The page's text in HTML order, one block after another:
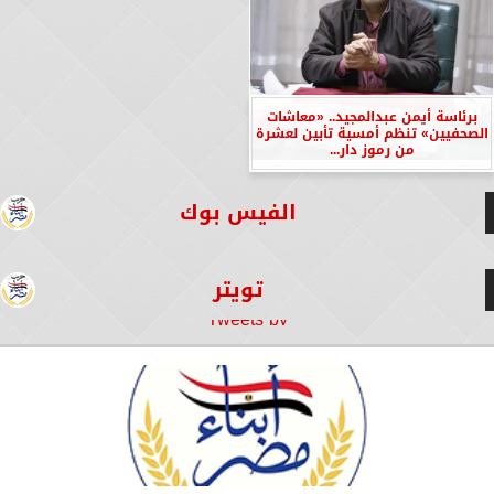
برئاسة أيمن عبدالمجيد.. «معاشات
الصحفيين» تنظم أمسية تأبين لعشرة
من رموز دار...
الفيس بوك
تويتر
Tweets by